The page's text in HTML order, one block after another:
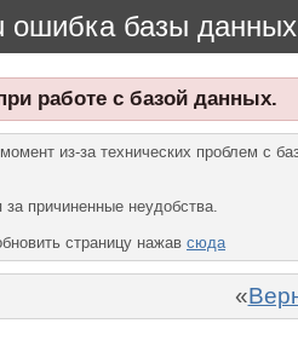
ошибка базы данных
работе с базой данных.
из-за технических проблем с
причиненные неудобства.
страницу нажав сюда
«